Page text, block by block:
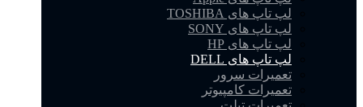
لپ تاپ های TOSHIBA
لپ تاپ های SONY
لپ تاپ های HP
لپ تاپ های DELL
تعمیرات سرور
تعمیرات کامپیوتر